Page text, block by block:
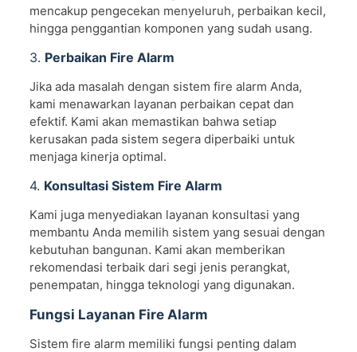
mencakup pengecekan menyeluruh, perbaikan kecil,
hingga penggantian komponen yang sudah usang.
3. Perbaikan Fire Alarm
Jika ada masalah dengan sistem fire alarm Anda,
kami menawarkan layanan perbaikan cepat dan
efektif. Kami akan memastikan bahwa setiap
kerusakan pada sistem segera diperbaiki untuk
menjaga kinerja optimal.
4. Konsultasi Sistem Fire Alarm
Kami juga menyediakan layanan konsultasi yang
membantu Anda memilih sistem yang sesuai dengan
kebutuhan bangunan. Kami akan memberikan
rekomendasi terbaik dari segi jenis perangkat,
penempatan, hingga teknologi yang digunakan.
Fungsi Layanan Fire Alarm
Sistem fire alarm memiliki fungsi penting dalam